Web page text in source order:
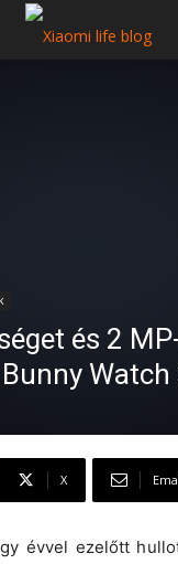
és 2
Watch
X
évvel ezelőtt